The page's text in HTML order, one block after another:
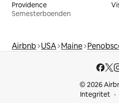
Providence
Semesterboenden
Airbnb USA Maine
© 2026
Integritet